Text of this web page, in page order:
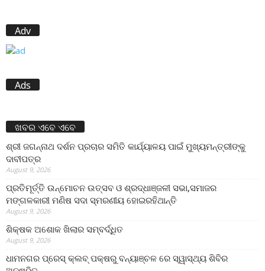
Adv
Ads
ଖବର ଏବେ ଏବେ
ଶ୍ରୀ ଜଗନ୍ନାଥ ଦର୍ଶନ ପ୍ରଚାର ସମିତି କାର୍ଯ୍ୟାଳୟ ପାଇଁ ମୁଖ୍ୟମନ୍ତ୍ରୀଙ୍କୁ
ଦାବୀପତ୍ର
August 9, 2026
ପ୍ରତିମୂର୍ତ୍ତି ଉନ୍ମୋଚନ ଉତ୍ସବ ଓ ଶ୍ରଦ୍ଧାଞ୍ଜଳୀ ସଭା,ସମାଜର
ମଙ୍ଗଳକାରୀ ମଣିଷ ସଦା ସ୍ମରଣୀୟ ହୋଇରହିଥାନ୍ତି
August 9, 2026
ଶିକ୍ଷକ ଅଶୋକ ଖିଲାର ସମ୍ବର୍ଦ୍ଧିତ
August 9, 2026
ଧାମନଗର ପ୍ରେସ୍ କ୍ଲବ୍ ପକ୍ଷରୁ ବନ୍ୟାଞ୍ଚଳ ରେ ସ୍ୱାସ୍ଥ୍ୟ ଶିବିର